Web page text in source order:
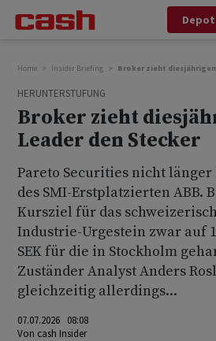
Depot
Home Insider Briefing Broker zieht
HERUNTERSTUFUNG
Broker zieht
Leader den Stecker
Pareto Securities nicht
des SMI-Erstplatzierten ABB.
Kursziel für das
Industrie-Urgestein zwar auf
SEK für die in Stockholm
Zuständer Analyst Anders
gleichzeitig allerdings...
07.07.2026 08:08
Von cash Insider